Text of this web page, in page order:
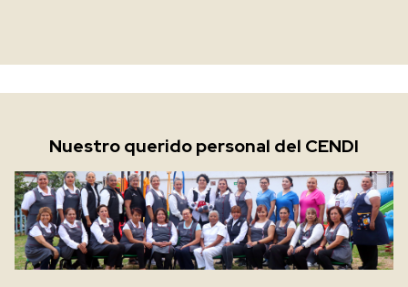
Nuestro querido personal del CENDI